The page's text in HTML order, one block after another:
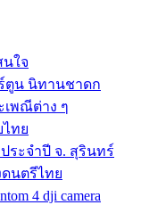
ใจ
ตูน นิทานชาดก
เพณีต่าง ๆ
ทย
ระจำปี จ. สุรินทร์
นตรีไทย
4 dji camera